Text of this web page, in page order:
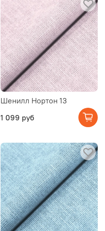
Шенилл Нортон 13
1 099 руб